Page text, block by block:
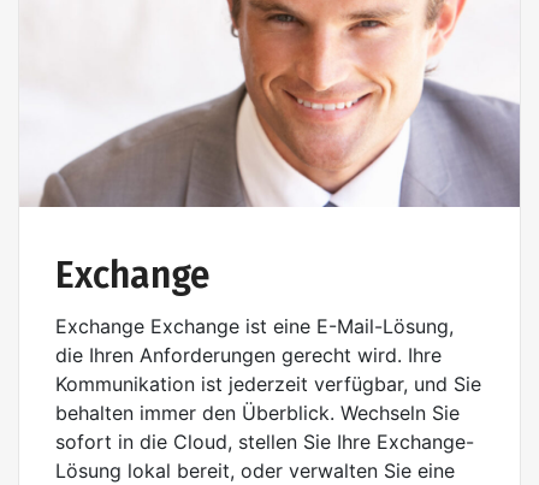
Exchange
Exchange Exchange ist eine E-Mail-Lösung,
die Ihren Anforderungen gerecht wird. Ihre
Kommunikation ist jederzeit verfügbar, und Sie
behalten immer den Überblick. Wechseln Sie
sofort in die Cloud, stellen Sie Ihre Exchange-
Lösung lokal bereit, oder verwalten Sie eine